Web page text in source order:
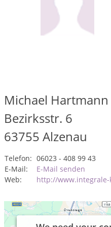
Michael Hartmann
Bezirksstr. 6
63755 Alzenau
Telefon: 06023 - 408 99 43
E-Mail:
E-Mail senden
Web:
http://